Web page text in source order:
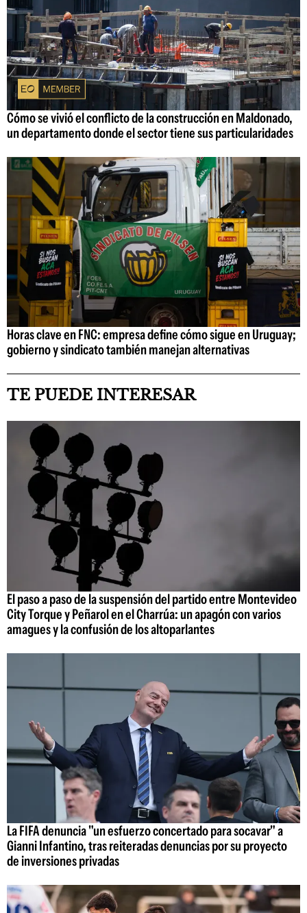
Cómo se vivió el conflicto de la construcción en Maldonado,
un departamento donde el sector tiene sus particularidades
Horas clave en FNC: empresa define cómo sigue en Uruguay;
gobierno y sindicato también manejan alternativas
TE PUEDE INTERESAR
El paso a paso de la suspensión del partido entre Montevideo
City Torque y Peñarol en el Charrúa: un apagón con varios
amagues y la confusión de los altoparlantes
La FIFA denuncia "un esfuerzo concertado para socavar" a
Gianni Infantino, tras reiteradas denuncias por su proyecto
de inversiones privadas